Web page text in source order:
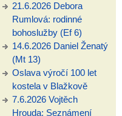
21.6.2026 Debora
Rumlová: rodinné
bohoslužby (Ef 6)
14.6.2026 Daniel Ženatý
(Mt 13)
Oslava výročí 100 let
kostela v Blažkově
7.6.2026 Vojtěch
Hrouda: Seznámení